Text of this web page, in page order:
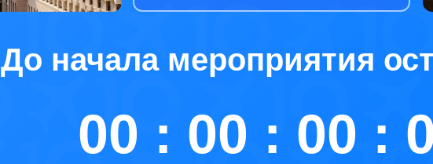
До начала мероприятия
00 : 00 : 00 :